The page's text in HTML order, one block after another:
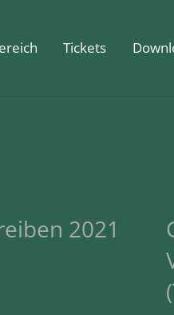
Tickets
2021